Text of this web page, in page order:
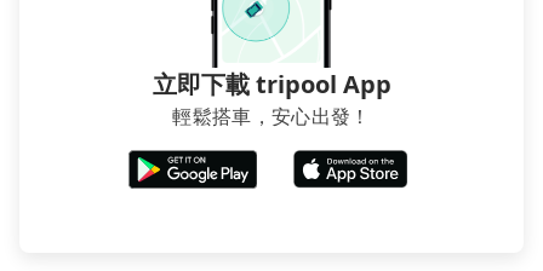
立即下載 tripool App
輕鬆搭車，安心出發！